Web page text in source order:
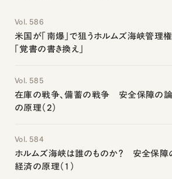
Vol. 586
米国が「南爆」で狙うホルムズ海峡管理権
「覚書の書き換え」
Vol. 585
在庫の戦争、備蓄の戦争 安全保障の
の原理（2）
Vol. 584
ホルムズ海峡は誰のものか？ 安全保障
経済の原理（1）